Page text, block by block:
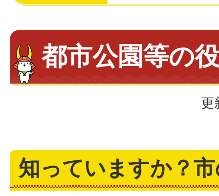
都市公園等の
更
知っていますか？